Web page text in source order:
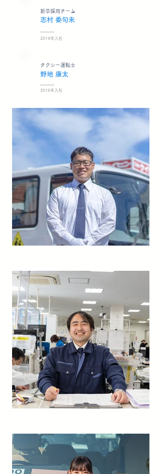
新卒採用チーム
志村 委句未
2019年入社
タクシー運転士
野地 康太
2016年入社